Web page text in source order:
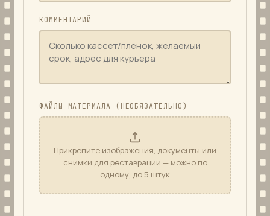
КОММЕНТАРИЙ
ФАЙЛЫ МАТЕРИАЛА (НЕОБЯЗАТЕЛЬНО)
Прикрепите изображения, документы или
снимки для реставрации — можно по
одному, до 5 штук